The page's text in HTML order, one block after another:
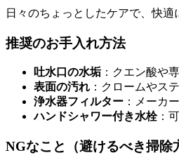
日々のちょっとしたケアで、快適
推奨のお手入れ方法
吐水口の水垢 ：クエン酸や
表面の汚れ ：クロームやス
浄水器フィルター ：メーカ
ハンドシャワー付き水栓：
NGなこと（避けるべき掃除